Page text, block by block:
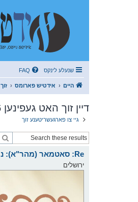
שנעלע לינקס FAQ
היים אידטיש פארומס זוך
דיין זוך האט געפינען 86 רעזולטאטן
גיי צו פארגעשריטענע זוך
Re: סאטמאר (מהר"א): נייעסן און שמועסן בתוככי הקהלה
ירושלים